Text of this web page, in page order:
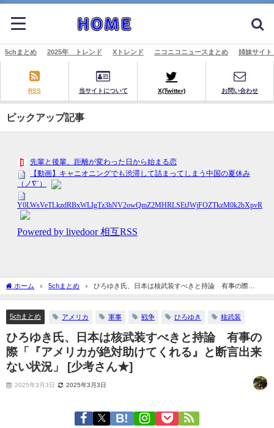
5chまとめ 2025年 トレンド Xトレンド ニコニコニュースまとめ 姉妹サイ
RSS 当サイトについて X(Twitter) お問い合わせ
ピックアップ記事
ホーム 5chまとめ
ひろゆき氏、日本は核武装すべきと持論 有事の際
「『アメリカが絶対助けてくれる』と断言出来ない状況」 [少考さん★]
5chまとめ アメリカ 軍事 戦争 ひろゆき 核武装
ひろゆき氏、日本は核武装すべきと持論 有事の
際「『アメリカが絶対助けてくれる』と断言出来
ない状況」 [少考さん★]
2025年3月3日 2025年3月3日